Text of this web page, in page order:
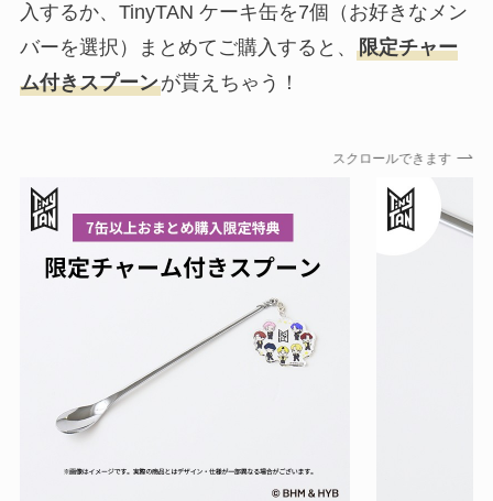
入するか、TinyTAN ケーキ缶を7個（お好きなメン
バーを選択）まとめてご購入すると、 限定チャー
ム付きスプーンが貰えちゃう！
スクロールできます